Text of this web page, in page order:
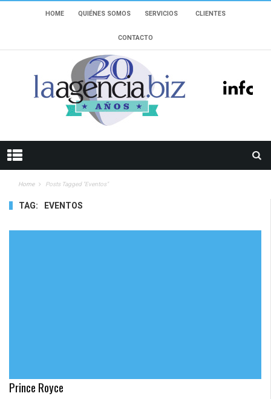
HOME QUIÉNES SOMOS SERVICIOS CLIENTES
CONTACTO
Home Posts Tagged "eventos"
TAG: EVENTOS
Prince Royce